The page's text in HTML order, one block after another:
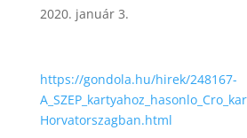
2020. január 3.
https://gondola.hu/hirek/248167-
Horvatorszagban.html